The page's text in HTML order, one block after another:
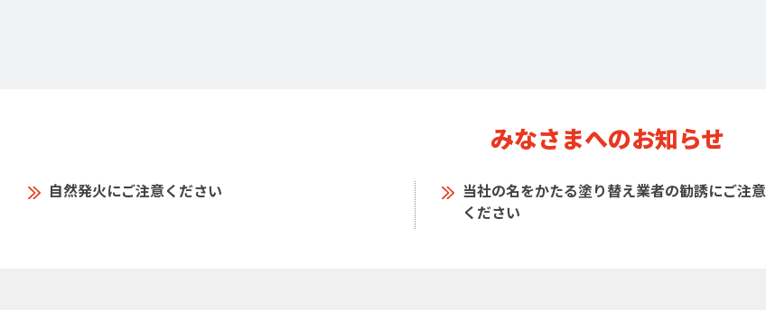
みなさまへのお知らせ
自然発火にご注意ください
当社の名をかたる塗り替え業者の勧誘にご注意
ください